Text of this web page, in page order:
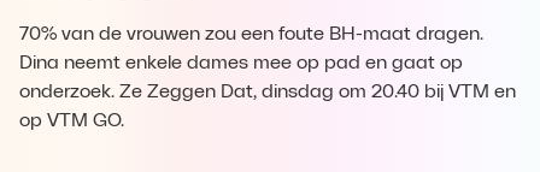
70% van de vrouwen zou een foute BH-maat dragen.
Dina neemt enkele dames mee op pad en gaat op
onderzoek. Ze Zeggen Dat, dinsdag om 20.40 bij VTM en
op VTM GO.